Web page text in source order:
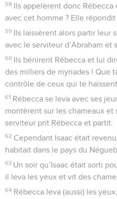
58 Ils appelèrent donc
avec cet homme ? Elle répondit
59 Ils laissèrent alors partir leur
avec le serviteur d’Abraham et
60 Ils bénirent Rébecca et lui
des milliers de myriades ! Que
contrôle de ceux qui te
61 Rébecca se leva avec ses
montèrent sur les chameaux et
serviteur prit Rébecca et partit.
62 Cependant Isaac était
habitait dans le pays du Négueb.
63 Un soir qu’Isaac était sorti
il leva les yeux et vit des
64 Rébecca leva (aussi) les